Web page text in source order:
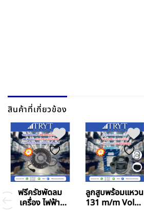
สินค้าที่เกี่ยวข้อง
ฟรีครัชพัดลม
เครื่อง ไฟฟ้า
ลูกสูบพร้อมแหวน
131 m/m Volvo